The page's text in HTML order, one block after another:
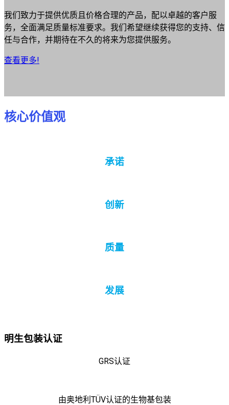
我们致力于提供优质且价格合理的产品，配以卓越的客户服
务，全面满足质量标准要求。我们希望继续获得您的支持、信
任与合作，并期待在不久的将来为您提供服务。
查看更多!
核心价值观
承诺
创新
质量
发展
明生包装认证
GRS认证
由奥地利TÜV认证的生物基包装